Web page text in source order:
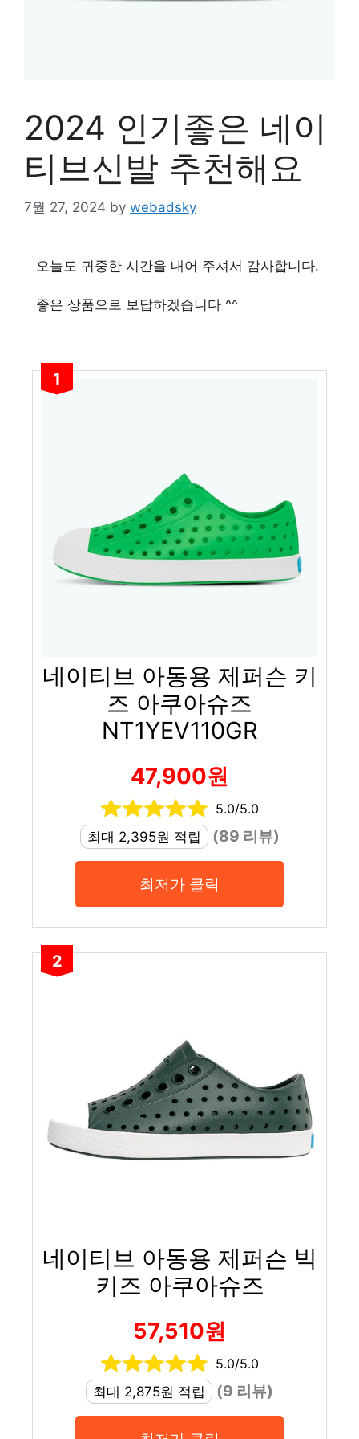
2024 인기좋은 네이
티브신발 추천해요
7월 27, 2024 by webadsky
오늘도 귀중한 시간을 내어 주셔서 감사합니다.
좋은 상품으로 보답하겠습니다 ^^
1
네이티브 아동용 제퍼슨 키
즈 아쿠아슈즈
NT1YEV110GR
47,900원
5.0/5.0
최대 2,395원 적립
(89 리뷰)
최저가 클릭
2
네이티브 아동용 제퍼슨 빅
키즈 아쿠아슈즈
57,510원
5.0/5.0
최대 2,875원 적립
(9 리뷰)